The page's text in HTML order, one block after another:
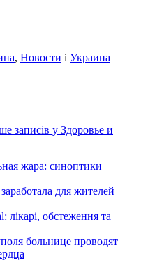
, Новости і Украина
записів у Здоровье и
жара: синоптики
для жителей
обстеження та
больнице проводят